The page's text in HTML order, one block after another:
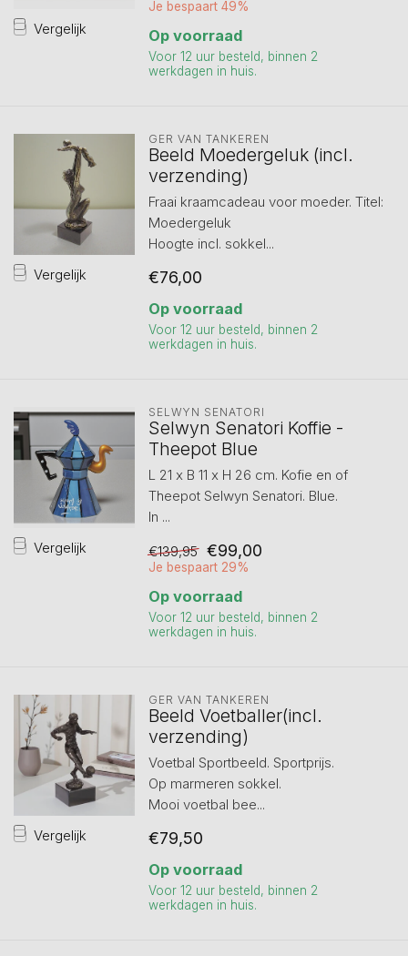
Vergelijk
Je bespaart 49%
Op voorraad
Voor 12 uur besteld, binnen 2
werkdagen in huis.
Vergelijk
GER VAN TANKEREN
Beeld Moedergeluk (incl.
verzending)
Fraai kraamcadeau voor moeder. Titel:
Moedergeluk
Hoogte incl. sokkel...
€76,00
Op voorraad
Voor 12 uur besteld, binnen 2
werkdagen in huis.
Vergelijk
SELWYN SENATORI
Selwyn Senatori Koffie -
Theepot Blue
L 21 x B 11 x H 26 cm. Kofie en of
Theepot Selwyn Senatori. Blue.
In ...
€139,95 €99,00
Je bespaart 29%
Op voorraad
Voor 12 uur besteld, binnen 2
werkdagen in huis.
Vergelijk
GER VAN TANKEREN
Beeld Voetballer(incl.
verzending)
Voetbal Sportbeeld. Sportprijs.
Op marmeren sokkel.
Mooi voetbal bee...
€79,50
Op voorraad
Voor 12 uur besteld, binnen 2
werkdagen in huis.